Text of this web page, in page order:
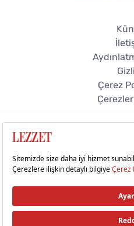
Çerez
© 2026 Lezzet Online.